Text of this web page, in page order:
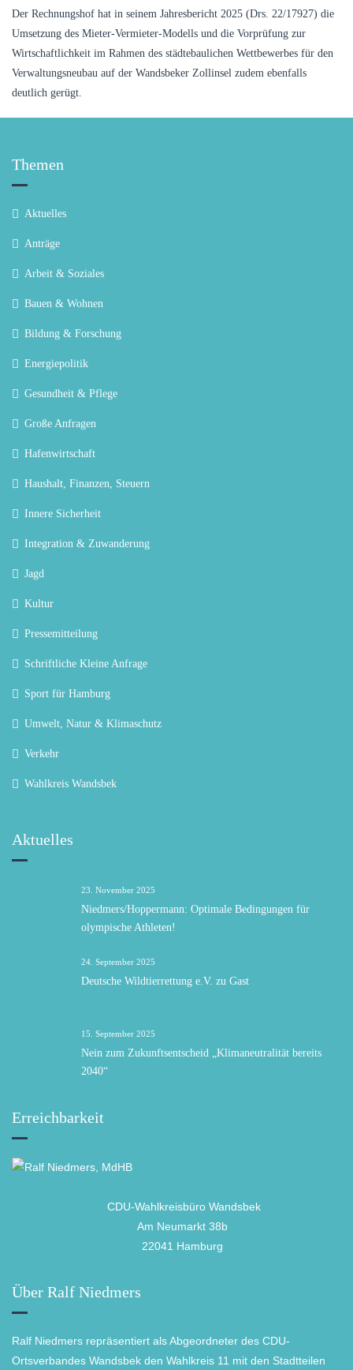
Der Rechnungshof hat in seinem Jahresbericht 2025 (Drs. 22/17927) die
Umsetzung des Mieter-Vermieter-Modells und die Vorprüfung zur
Wirtschaftlichkeit im Rahmen des städtebaulichen Wettbewerbes für den
Verwaltungsneubau auf der Wandsbeker Zollinsel zudem ebenfalls
deutlich gerügt.
Themen
Aktuelles
Anträge
Arbeit & Soziales
Bauen & Wohnen
Bildung & Forschung
Energiepolitik
Gesundheit & Pflege
Große Anfragen
Hafenwirtschaft
Haushalt, Finanzen, Steuern
Innere Sicherheit
Integration & Zuwanderung
Jagd
Kultur
Pressemitteilung
Schriftliche Kleine Anfrage
Sport für Hamburg
Umwelt, Natur & Klimaschutz
Verkehr
Wahlkreis Wandsbek
Aktuelles
23. November 2025
Niedmers/Hoppermann: Optimale Bedingungen für
olympische Athleten!
24. September 2025
Deutsche Wildtierrettung e.V. zu Gast
15. September 2025
Nein zum Zukunftsentscheid „Klimaneutralität bereits
2040“
Erreichbarkeit
CDU-Wahlkreisbüro Wandsbek
Am Neumarkt 38b
22041 Hamburg
Über Ralf Niedmers
Ralf Niedmers repräsentiert als Abgeordneter des CDU-
Ortsverbandes Wandsbek den Wahlkreis 11 mit den Stadtteilen